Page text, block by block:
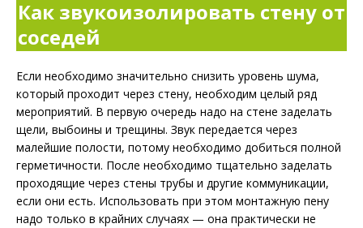
Как звукоизолировать стену от
соседей
Если необходимо значительно снизить уровень шума,
который проходит через стену, необходим целый ряд
мероприятий. В первую очередь надо на стене заделать
щели, выбоины и трещины. Звук передается через
малейшие полости, потому необходимо добиться полной
герметичности. После необходимо тщательно заделать
проходящие через стены трубы и другие коммуникации,
если они есть. Использовать при этом монтажную пену
надо только в крайних случаях — она практически не